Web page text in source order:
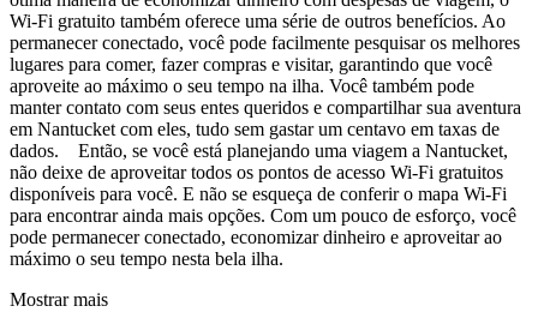
Wi-Fi gratuito também oferece uma série de outros benefícios. Ao
permanecer conectado, você pode facilmente pesquisar os melhores
lugares para comer, fazer compras e visitar, garantindo que você
aproveite ao máximo o seu tempo na ilha. Você também pode
manter contato com seus entes queridos e compartilhar sua aventura
em Nantucket com eles, tudo sem gastar um centavo em taxas de
dados. Então, se você está planejando uma viagem a Nantucket,
não deixe de aproveitar todos os pontos de acesso Wi-Fi gratuitos
disponíveis para você. E não se esqueça de conferir o mapa Wi-Fi
para encontrar ainda mais opções. Com um pouco de esforço, você
pode permanecer conectado, economizar dinheiro e aproveitar ao
máximo o seu tempo nesta bela ilha.
Mostrar mais